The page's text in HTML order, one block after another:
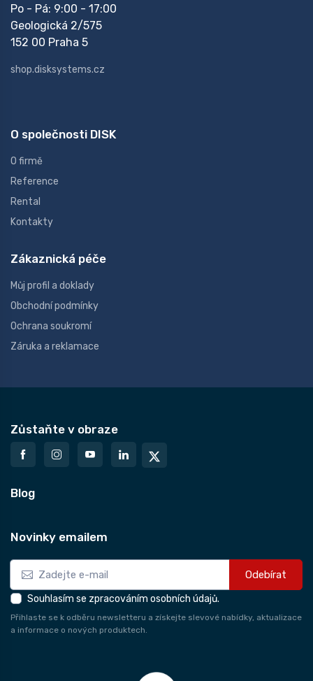
Po - Pá: 9:00 - 17:00
Geologická 2/575
152 00 Praha 5
shop.disksystems.cz
O společnosti DISK
O firmě
Reference
Rental
Kontakty
Zákaznická péče
Můj profil a doklady
Obchodní podmínky
Ochrana soukromí
Záruka a reklamace
Zůstaňte v obraze
Blog
Novinky emailem
Odebírat
Souhlasím se zpracováním osobních údajů.
Přihlaste se k odběru newsletteru a získejte slevové nabídky, aktualizace
a informace o nových produktech.